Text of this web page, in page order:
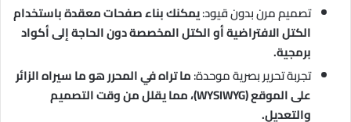
تصميم مرن بدون قيود:يمكنك بناء صفحات معقدة باستخدام
الكتل الافتراضية أو الكتل المخصصة دون الحاجة إلى أكواد
برمجية.
تجربة تحرير بصرية موحدة:ما تراه في المحرر هو ما سيراه الزائر
على الموقع (WYSIWYG)، مما يقلل من وقت التصميم
والتعديل.